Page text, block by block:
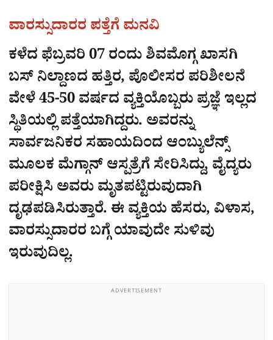
ವಾರಸ್ಸುದಾರರ ಪತ್ತೆಗೆ ಮನವಿ
ಕಳೆದ ಫೆಬ್ರವರಿ 07 ರಂದು ಶಿವಮೊಗ್ಗ ಖಾಸಗಿ
ಬಸ್ ನಿಲ್ದಾಣದ ಹತ್ತಿರ, ಪೊಲೀಸರ ಪರಿಶೀಲನೆ
ವೇಳೆ 45-50 ವರ್ಷದ ವ್ಯಕ್ತಿಯೊಬ್ಬರು ಪ್ರಜ್ಞೆ ಇಲ್ಲದ
ಸ್ಥಿತಿಯಲ್ಲಿ ಪತ್ತೆಯಾಗಿದ್ದರು. ಅವರನ್ನು
ಸಾರ್ವಜನಿಕರ ಸಹಾಯದಿಂದ ಆಂಬ್ಯುಲೆನ್ಸ್
ಮೂಲಕ ಮೆಗ್ಗಾನ್ ಆಸ್ಪತ್ರೆಗೆ ಸೇರಿಸಿದ್ದು, ವೈದ್ಯರು
ಪರೀಕ್ಷಿಸಿ ಅವರು ಮೃತಪಟ್ಟಿರುವುದಾಗಿ
ದೃಢಪಡಿಸಿರುತ್ತಾರೆ. ಈ ವ್ಯಕ್ತಿಯ ಹೆಸರು, ವಿಳಾಸ,
ವಾರಸ್ಸುದಾರರ ಬಗ್ಗೆ ಯಾವುದೇ ಸುಳಿವು
ಇರುವುದಿಲ್ಲ.
ADVERTISEMENT